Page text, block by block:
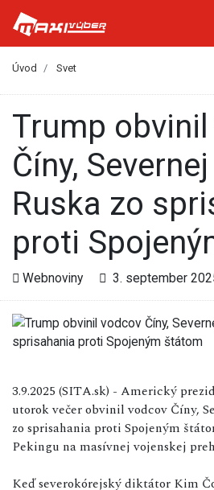
Úvod Svet
Trump obvinil vodcov
Číny,
Ruska zo
proti
Webnoviny 3. september
3.9.2025 (SITA.sk) - Americký
utorok večer obvinil vodcov Číny,
zo sprisahania proti Spojeným
Pekingu na masívnej vojenskej
Keď severokórejský diktátor Kim